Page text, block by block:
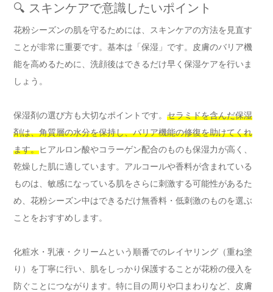
🔍 スキンケアで意識したいポイント
花粉シーズンの肌を守るためには、スキンケアの方法を見直す
ことが非常に重要です。基本は「保湿」です。皮膚のバリア機
能を高めるために、洗顔後はできるだけ早く保湿ケアを行いま
しょう。
保湿剤の選び方も大切なポイントです。 セラミドを含んだ保湿
剤は、角質層の水分を保持し、バリア機能の修復を助けてくれ
ます。ヒアルロン酸やコラーゲン配合のものも保湿力が高く、
乾燥した肌に適しています。アルコールや香料が含まれている
ものは、敏感になっている肌をさらに刺激する可能性があるた
め、花粉シーズン中はできるだけ無香料・低刺激のものを選ぶ
ことをおすすめします。
化粧水・乳液・クリームという順番でのレイヤリング（重ね塗
り）を丁寧に行い、肌をしっかり保護することが花粉の侵入を
防ぐことにつながります。特に目の周りや口まわりなど、皮膚